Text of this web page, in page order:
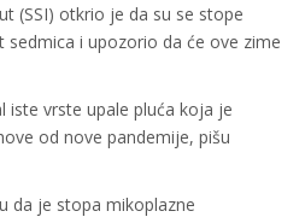
(SSI) otkrio je da su se stope
i upozorio da će ove zime
iste vrste upale pluća koja je
od nove pandemije, pišu
da je stopa mikoplazne